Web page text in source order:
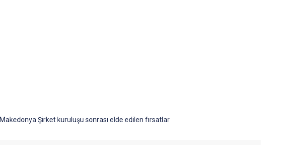
Makedonya Şirket kuruluşu sonrası elde edilen fırsatlar